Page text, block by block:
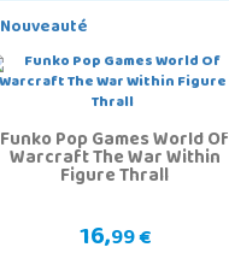
Nouveauté
Funko Pop Games World Of
Warcraft The War Within
Figure Thrall
16,99 €